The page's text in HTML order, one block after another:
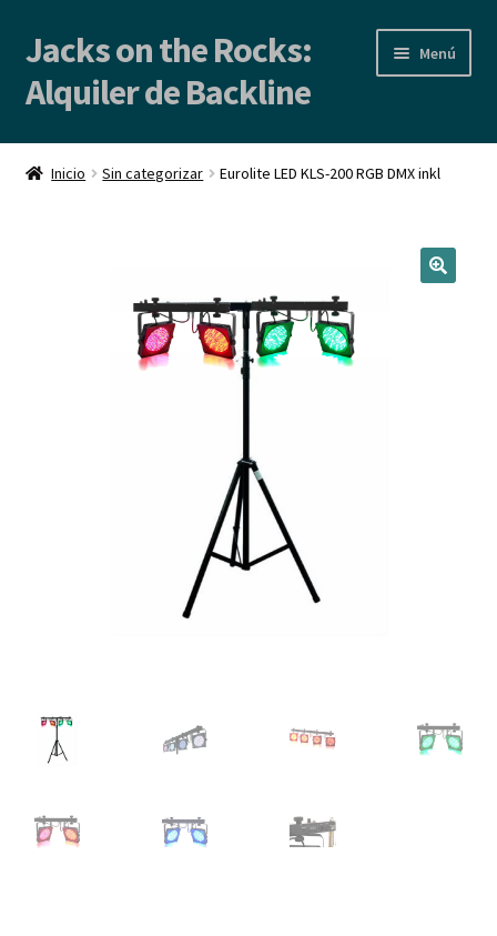
Ir
a
la
Ir
al
contenido
Jacks on the Rocks:
Alquiler de Backline
Menú
Inicio
Inicio Sin categorizar Eurolite LED KLS-200 RGB DMX inkl